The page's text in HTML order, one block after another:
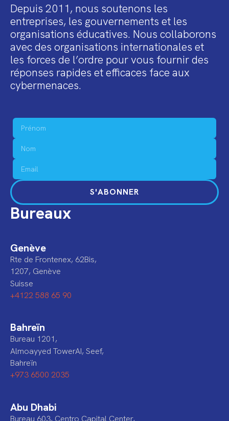
Depuis 2011, nous soutenons les
entreprises, les gouvernements et les
organisations éducatives. Nous collaborons
avec des organisations internationales et
les forces de l’ordre pour vous fournir des
réponses rapides et efficaces face aux
cybermenaces.
S'ABONNER
Bureaux
Genève
Rte de Frontenex, 62Bis,
1207, Genève
Suisse
+4122 588 65 90
Bahreïn
Bureau 1201,
Almoayyed TowerAI, Seef,
Bahreïn
+973 6500 2035
Abu Dhabi
Bureau 603, Centro Capital Center,